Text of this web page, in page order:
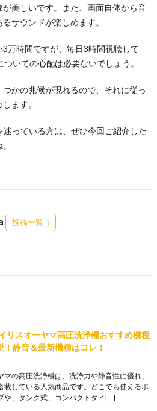
美しいです。また、画面自体から音
サウンドが楽しめます。
万時間ですが、毎日3時間視聴して
いての心配は必要ないでしょう。
かの兆候が現れるので、それに従っ
ます。
迷っている方は、ぜひ今回ご紹介した
投稿一覧
リスオーヤマ高圧洗浄機おすすめ機種
！静音＆最新機種はコレ！
マの高圧洗浄機は、洗浄力や静音性に優れ、
載している人気商品です。どこでも使えるポ
や、タンク式、コンパクトタイ[…]